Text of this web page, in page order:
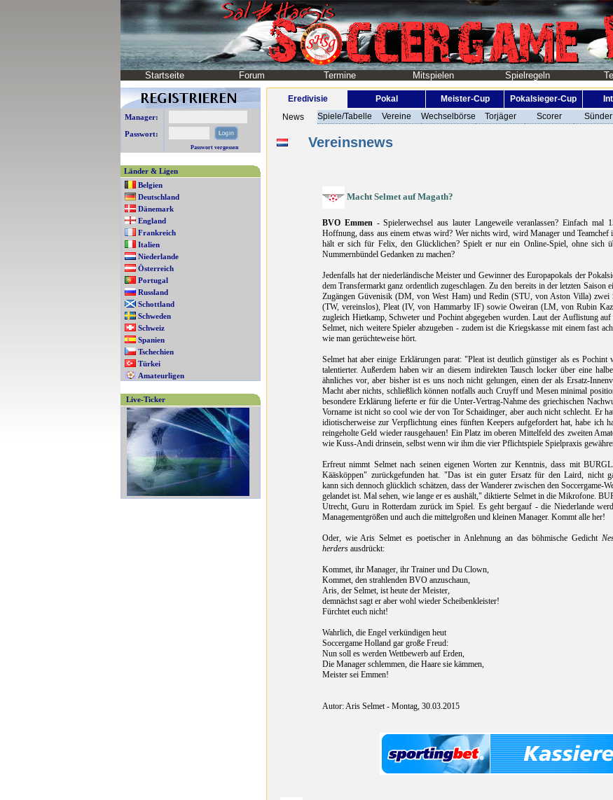
Startseite Forum Termine Mitspielen Spielregeln
Manager:
Passwort:
Passwort vergessen
Länder & Ligen
Belgien
Deutschland
Dänemark
England
Frankreich
Italien
Niederlande
Österreich
Portugal
Russland
Schottland
Schweden
Schweiz
Spanien
Tschechien
Türkei
Amateurligen
Live-Ticker
Eredivisie Pokal Meister-Cup Pokalsieger-Cup
News
Spiele/Tabelle Vereine Wechselbörse Torjäger Scorer Sünder
Vereinsnews
Macht Selmet auf Magath?
BVO Emmen- Spielerwechsel aus lauter Langeweile veranlassen? Einfach
Hoffnung, dass aus einem etwas wird? Wer nichts wird, wird Manager und Teamchef
hält er sich für Felix, den Glücklichen? Spielt er nur ein Online-Spiel, ohne sich
Nummernbündel Gedanken zu machen?
Jedenfalls hat der niederländische Meister und Gewinner des Europapokals der
dem Transfermarkt ganz ordentlich zugeschlagen. Zu den bereits in der letzten Saison
Zugängen Güvenisik (DM, von West Ham) und Redin (STU, von Aston Villa)
(TW, vereinslos), Pleat (IV, von Hammarby IF) sowie Oweiran (LM, von Rubin
zugleich Hietkamp, Schweter und Pochint abgegeben wurden. Laut der Auflistung
Selmet, nich weitere Spieler abzugeben - zudem ist die Kriegskasse mit einem fast
wie man gerüchteweise hört.
Selmet hat aber einige Erklärungen parat: "Pleat ist deutlich günstiger als es
talentierter. Außerdem haben wir an diesem indirekten Tausch locker über eine
ähnliches vor, aber bisher ist es uns noch nicht gelungen, einen der als Ersatz-
Macht aber nichts, schließlich können notfalls auch Cruyff und Mesen minimal
besondere Erklärung lieferte er für die Unter-Vertrag-Nahme des griechischen
Vorname ist nicht so cool wie der von Tor Schaidinger, aber auch nicht schlecht. Er
idiotischerweise zur Verpflichtung eines fünften Keepers aufgefordert hat, habe ich
reingeholte Geld wieder rausgehauen! Ein Platz im oberen Mittelfeld des zweiten
wie Kuss-Andi drinsein, selbst wenn wir ihm die vier Pflichtspiele Spielpraxis
Erfreut nimmt Selmet nach seinen eigenen Worten zur Kenntnis, dass mit
Kääsköppen" zurückgefunden hat. "Das ist ein guter Ersatz für den Laird, nicht
kann sich dennoch glücklich schätzen, dass der Wanderer zwischen den Soccergame-
gelandet ist. Mal sehen, wie lange er es aushält," diktierte Selmet in die Mikrofone.
Utrecht, Guru in Rotterdam zurück im Spiel. Es geht bergauf - die Niederlande
Managementgrößen und auch die mittelgroßen und kleinen Manager. Kommt alle her!
Oder, wie Aris Selmet es poetischer in Anlehnung an das böhmische Gedicht
herders ausdrückt:
Kommet, ihr Manager, ihr Trainer und Du Clown,
Kommet, den strahlenden BVO anzuschaun,
Aris, der Selmet, ist heute der Meister,
demnächst sagt er aber wohl wieder Scheibenkleister!
Fürchtet euch nicht!
Wahrlich, die Engel verkündigen heut
Soccergame Holland gar große Freud:
Nun soll es werden Wettbewerb auf Erden,
Die Manager schlemmen, die Haare sie kämmen,
Meister sei Emmen!
Autor: Aris Selmet - Montag, 30.03.2015